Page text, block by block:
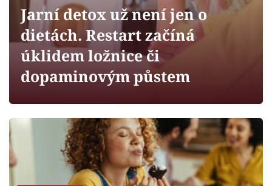
Sledujte prima+
Filmový festival Karlovy Vary
Mámy sobě
Přihlášení
Jarní detox už není jen o
dietách. Restart začíná
úklidem ložnice či
dopaminovým půstem